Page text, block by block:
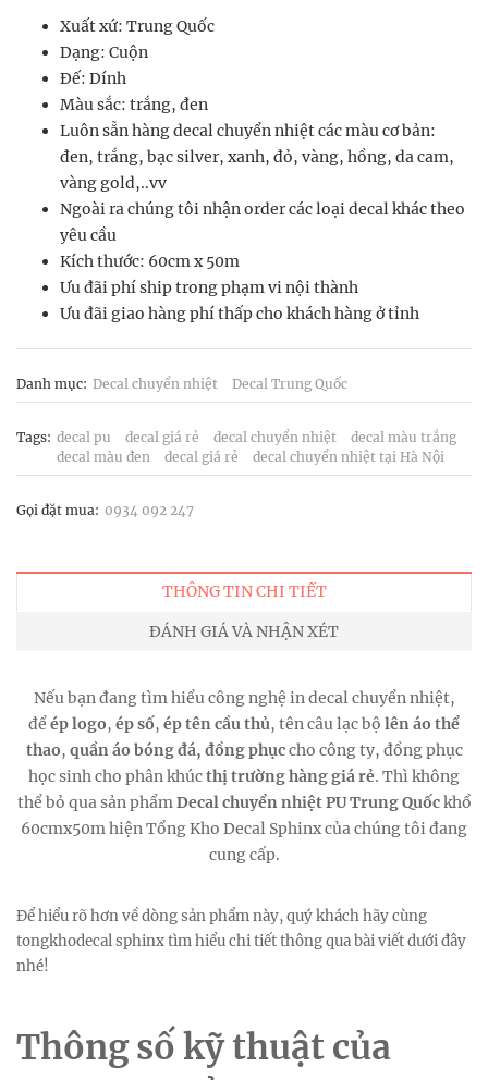
Xuất xứ: Trung Quốc
Dạng: Cuộn
Đế: Dính
Màu sắc: trắng, đen
Luôn sẵn hàng decal chuyển nhiệt các màu cơ bản:
đen, trắng, bạc silver, xanh, đỏ, vàng, hồng, da cam,
vàng gold,..vv
Ngoài ra chúng tôi nhận order các loại decal khác theo
yêu cầu
Kích thước: 60cm x 50m
Ưu đãi phí ship trong phạm vi nội thành
Ưu đãi giao hàng phí thấp cho khách hàng ở tỉnh
Danh mục: Decal chuyển nhiệt Decal Trung Quốc
Tags: decal pu decal giá rẻ decal chuyển nhiệt
decal màu trắng
decal màu đen
decal giá rẻ decal chuyển nhiệt tại Hà Nội
Gọi đặt mua: 0934 092 247
THÔNG TIN CHI TIẾT
ĐÁNH GIÁ VÀ NHẬN XÉT
Nếu bạn đang tìm hiểu công nghệ in decal chuyển nhiệt,
đểép logo, ép số, ép tên cầu thủ, tên câu lạc bộ lên áo thể
thao, quần áo bóng đá, đồng phụccho công ty, đồng phục
học sinh cho phân khúcthị trường hàng giá rẻ. Thì không
thể bỏ qua sản phẩmDecal chuyển nhiệt PU Trung Quốckhổ
60cmx50m hiện Tổng Kho Decal Sphinx của chúng tôi đang
cung cấp.
Để hiểu rõ hơn về dòng sản phẩm này, quý khách hãy cùng
tongkhodecal sphinx tìm hiểu chi tiết thông qua bài viết dưới đây
nhé!
Thông số kỹ thuật của